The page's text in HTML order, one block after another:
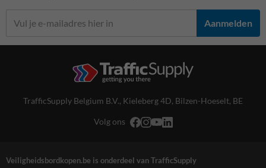
Aanmelden
TrafficSupply Belgium B.V., Kieleberg 4D, Bilzen-Hoeselt, BE
Volg ons
Veiligheidsbordkopen.be is onderdeel van TrafficSupply